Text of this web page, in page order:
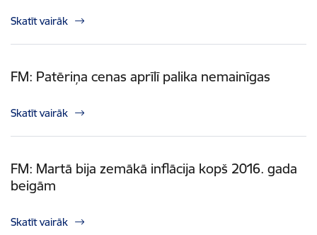
Skatīt vairāk
FM: Patēriņa cenas aprīlī palika nemainīgas
Skatīt vairāk
FM: Martā bija zemākā inflācija kopš 2016. gada
beigām
Skatīt vairāk